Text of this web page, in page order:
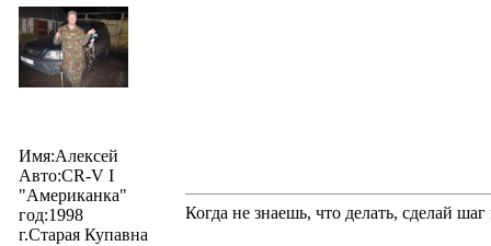
Имя:Алексей
Авто:CR-V I
"Американка"
год:1998
г.Старая Купавна
Когда не знаешь, что делать, сделай шаг